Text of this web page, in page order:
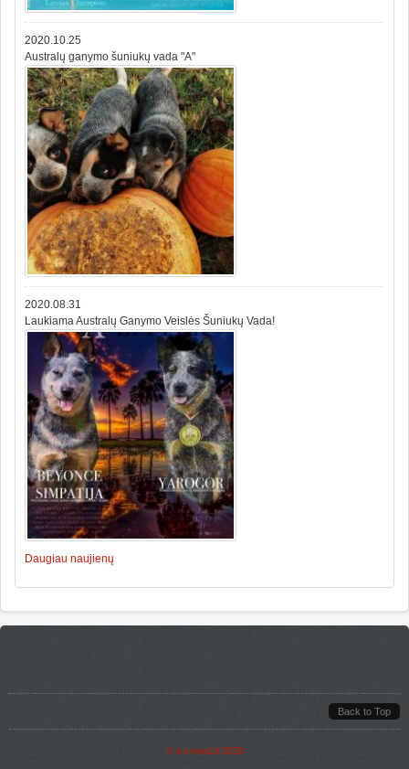
2020.10.25
Australų ganymo šuniukų vada "A"
2020.08.31
Laukiama Australų Ganymo Veislės Šuniukų Vada!
Daugiau naujienų
Back to Top
© it-crowd.lt2015